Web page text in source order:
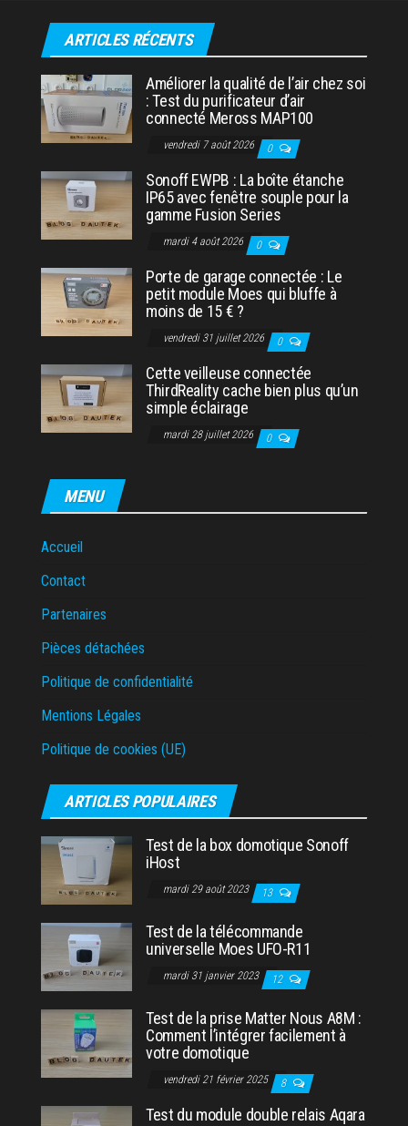
ARTICLES RÉCENTS
Améliorer la qualité de l’air chez soi
: Test du purificateur d’air
connecté Meross MAP100
vendredi 7 août 2026 0
Sonoff EWPB : La boîte étanche
IP65 avec fenêtre souple pour la
gamme Fusion Series
mardi 4 août 2026 0
Porte de garage connectée : Le
petit module Moes qui bluffe à
moins de 15 € ?
vendredi 31 juillet 2026 0
Cette veilleuse connectée
ThirdReality cache bien plus qu’un
simple éclairage
mardi 28 juillet 2026 0
MENU
Accueil
Contact
Partenaires
Pièces détachées
Politique de confidentialité
Mentions Légales
Politique de cookies (UE)
ARTICLES POPULAIRES
Test de la box domotique Sonoff
iHost
mardi 29 août 2023 13
Test de la télécommande
universelle Moes UFO-R11
mardi 31 janvier 2023 12
Test de la prise Matter Nous A8M :
Comment l’intégrer facilement à
votre domotique
vendredi 21 février 2025 8
Test du module double relais Aqara